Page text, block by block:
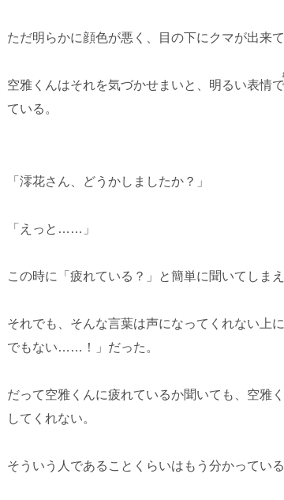
ただ明らかに顔色が悪く、目の下にクマが出来て
空雅くんはそれを気づかせまいと、明るい表情で
ている。
「澪花さん、どうかしましたか？」
「えっと……」
この時に「疲れている？」と簡単に聞いてしま
それでも、そんな言葉は声になってくれない上
でもない……！」だった。
だって空雅くんに疲れているか聞いても、空雅
してくれない。
そういう人であることくらいはもう分かっている